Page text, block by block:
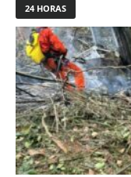
24 HORAS